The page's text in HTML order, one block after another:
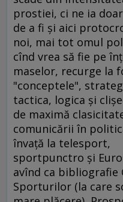
prostiei, ci ne ia
de a fi şi aici
noi, mai tot omul
cînd vrea să fie pe
maselor, recurge la
"conceptele",
tactica, logica şi
de maximă
comunicării în
învaţă la telesport,
sportpunctro şi
avînd ca bibliografie
Sporturilor (la care